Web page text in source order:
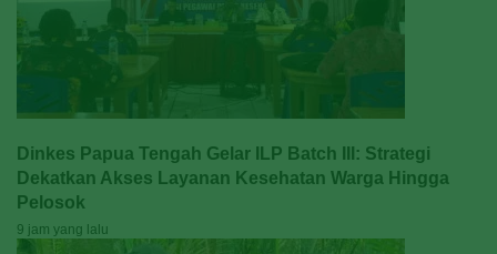
Dinkes Papua Tengah Gelar ILP Batch III: Strategi
Dekatkan Akses Layanan Kesehatan Warga Hingga
Pelosok
9 jam yang lalu